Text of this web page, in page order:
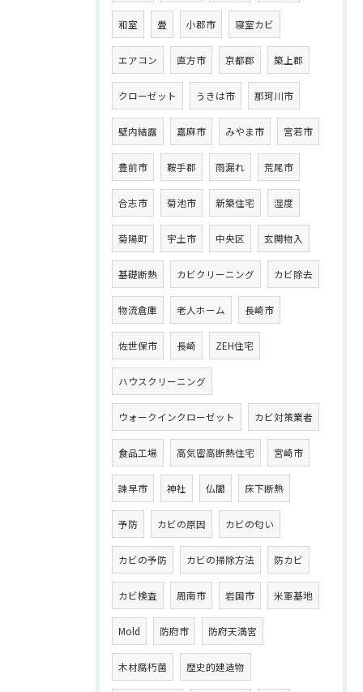
和室 畳 小郡市 寝室カビ
エアコン 直方市 京都郡 築上郡
クローゼット うきは市 那珂川市
壁内結露 嘉麻市 みやま市 宮若市
豊前市 鞍手郡 雨漏れ 荒尾市
合志市 菊池市 新築住宅 湿度
菊陽町 宇土市 中央区 玄関物入
基礎断熱 カビクリーニング カビ除去
物流倉庫 老人ホーム 長崎市
佐世保市 長崎 ZEH住宅
ハウスクリーニング
ウォークインクローゼット カビ対策業者
食品工場 高気密高断熱住宅 宮崎市
諫早市 神社 仏閣 床下断熱
予防 カビの原因 カビの匂い
カビの予防 カビの掃除方法 防カビ
カビ検査 周南市 岩国市 米軍基地
Mold 防府市 防府天満宮
木材腐朽菌 歴史的建造物